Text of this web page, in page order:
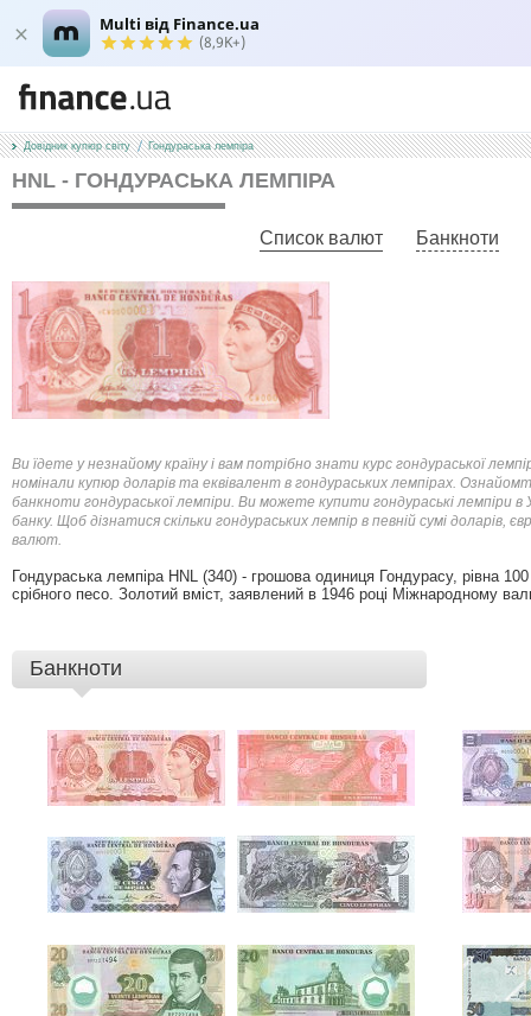
Multi від Finance.ua
(8,9K+)
Довідник купюр світу Гондураська лемпіра
HNL - ГОНДУРАСЬКА ЛЕМПІРА
Список валют Банкноти
Ви їдете у незнайому країну і вам потрібно знати курс гондураської
номінали купюр доларів та еквівалент в гондураських лемпірах.
банкноти гондураської лемпіри. Ви можете купити гондураські лемпіри
банку. Щоб дізнатися скільки гондураських лемпір в певній сумі
валют.
Гондураська лемпіра HNL (340) - грошова одиниця Гондурасу, рівна
срібного песо. Золотий вміст, заявлений в 1946 році Міжнародному
Банкноти